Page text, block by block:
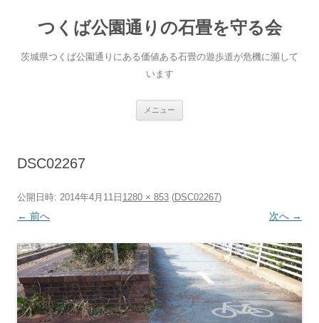
へ
ス
つくば公園通りの石畳を守る会
茨城県つくば公園通りにある価値ある石畳の遊歩道が危機に瀕して
います
メニュー
DSC02267
公開日時: 2014年4月11日 1280 × 853 (DSC02267)
← 前へ 次へ →